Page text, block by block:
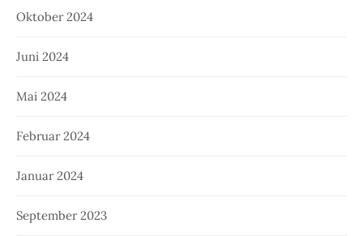
Oktober 2024
Juni 2024
Mai 2024
Februar 2024
Januar 2024
September 2023